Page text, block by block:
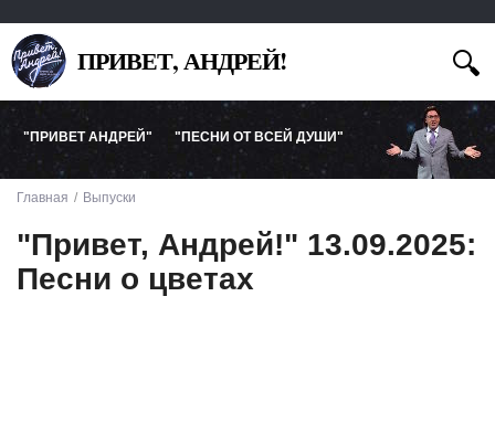
ПРИВЕТ, АНДРЕЙ!
"ПРИВЕТ АНДРЕЙ" "ПЕСНИ ОТ ВСЕЙ ДУШИ"
Главная Выпуски
"Привет, Андрей!" 13.09.2025:
Песни о цветах